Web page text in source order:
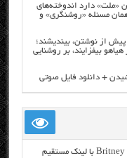
«ملت» دارد اندوخته‌های
مسئله «روشنگری» و
از نوشتن، بیندیشند؛
بیفزایند، بر روشنایی
+ دانلود فایل صوتی